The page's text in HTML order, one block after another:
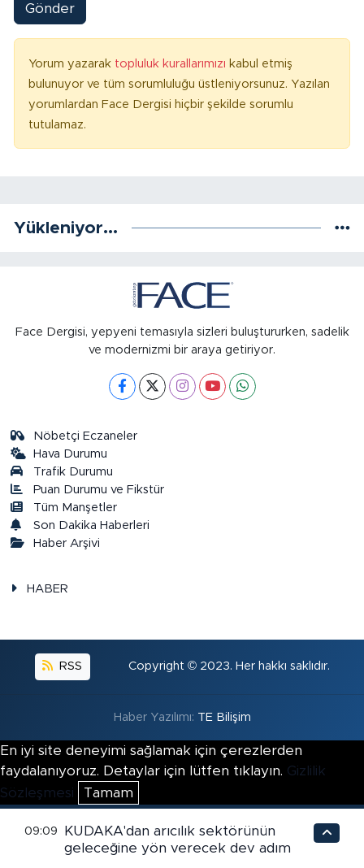
Gönder
Yorum yazarak topluluk kurallarımızı kabul etmiş
bulunuyor ve tüm sorumluluğu üstleniyorsunuz. Yazılan
yorumlardan Face Dergisi hiçbir şekilde sorumlu
tutulamaz.
Yükleniyor...
Face Dergisi, yepyeni temasıyla sizleri buluştururken, sadelik
ve modernizmi bir araya getiriyor.
Nöbetçi Eczaneler
Hava Durumu
Trafik Durumu
Puan Durumu ve Fikstür
Tüm Manşetler
Son Dakika Haberleri
Haber Arşivi
HABER
RSS Copyright © 2023. Her hakkı saklıdır.
Haber Yazılımı: TE Bilişim
En iyi site deneyimi sağlamak için çerezlerden
faydalanıyoruz. Detaylar için lütfen tıklayın. Gizlilik
Sözleşmesi
Tamam
09:09
KUDAKA'dan arıcılık sektörünün
geleceğine yön verecek dev adım